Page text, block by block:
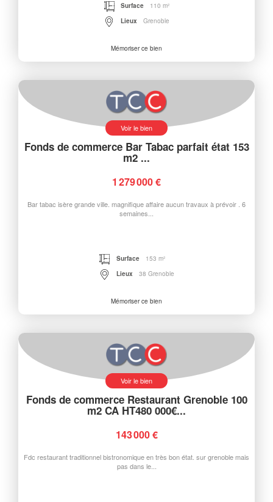
Surface
110 m²
Lieux
Grenoble
Mémoriser ce bien
Voir le bien
Fonds de commerce Bar Tabac parfait état 153
m2 ...
1 279 000 €
Bar tabac isère grande ville. magnifique affaire aucun travaux à prévoir . 6
semaines...
Surface
153 m²
Lieux
38 Grenoble
Mémoriser ce bien
Voir le bien
Fonds de commerce Restaurant Grenoble 100
m2 CA HT480 000€...
143 000 €
Fdc restaurant traditionnel bistronomique en très bon état. sur grenoble mais
pas dans le...